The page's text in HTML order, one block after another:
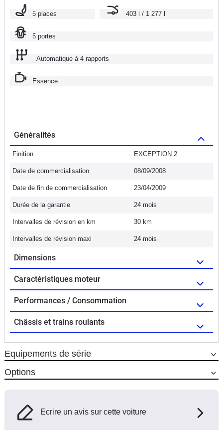
5 places 403 l / 1 277 l
5 portes
Automatique à 4 rapports
Essence
Généralités
Finition EXCEPTION 2
Date de commercialisation 08/09/2008
Date de fin de commercialisation 23/04/2009
Durée de la garantie 24 mois
Intervalles de révision en km 30 km
Intervalles de révision maxi 24 mois
Dimensions
Caractéristiques moteur
Performances / Consommation
Châssis et trains roulants
Equipements de série
Options
Ecrire un avis sur cette voiture